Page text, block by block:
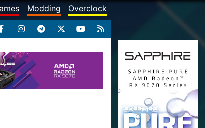
Modding Overclock